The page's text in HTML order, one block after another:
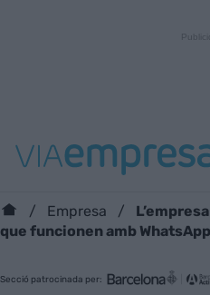
Empresa
que funcionen amb WhatsApp
Secció patrocinada per: